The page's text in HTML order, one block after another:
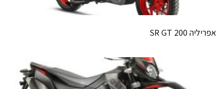
אפריליה SR GT 200